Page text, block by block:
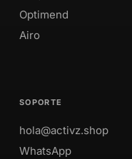
Optimend
Airo
SOPORTE
hola@activz.shop
WhatsApp